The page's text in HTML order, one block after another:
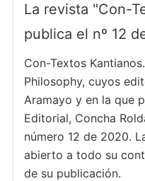
La revista "Con-
publica el nº 12
Con-Textos
Philosophy, cuyos
Aramayo y en la que
Editorial, Concha
número 12 de 2020.
abierto a todo su
de su publicación.